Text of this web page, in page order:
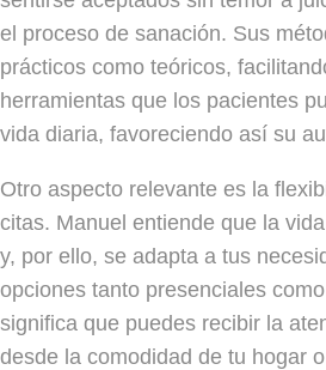
el proceso de sanación. Sus
prácticos como teóricos,
herramientas que los pacientes
vida diaria, favoreciendo así su
Otro aspecto relevante es la
citas. Manuel entiende que la
y, por ello, se adapta a tus
opciones tanto presenciales
significa que puedes recibir la
desde la comodidad de tu hogar